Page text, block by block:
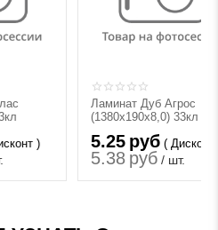
Ламинат Дуб Агрос
(1380х190х8,0) 33кл
5.25 руб( Дисконт )
руб/ шт.